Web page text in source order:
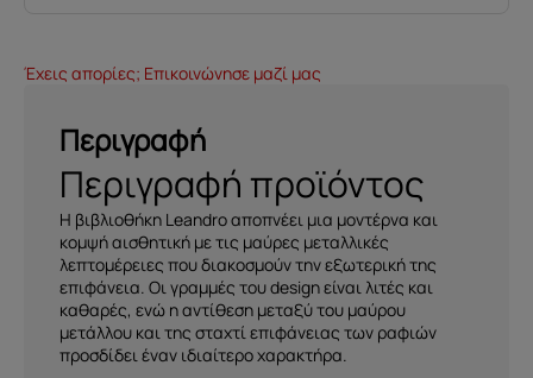
Έχεις απορίες; Επικοινώνησε μαζί μας
Περιγραφή
Περιγραφή προϊόντος
Η βιβλιοθήκη Leandro αποπνέει μια μοντέρνα και
κομψή αισθητική με τις μαύρες μεταλλικές
λεπτομέρειες που διακοσμούν την εξωτερική της
επιφάνεια. Οι γραμμές του design είναι λιτές και
καθαρές, ενώ η αντίθεση μεταξύ του μαύρου
μετάλλου και της σταχτί επιφάνειας των ραφιών
προσδίδει έναν ιδιαίτερο χαρακτήρα.